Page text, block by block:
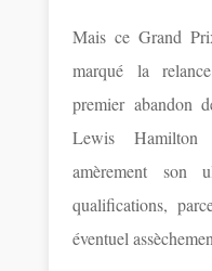
Mais ce Grand
marqué la
premier abandon
Lewis
amèrement son
qualifications,
éventuel